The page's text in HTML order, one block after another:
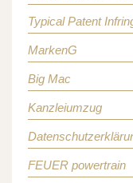
Typical Patent
MarkenG
Big Mac
Kanzleiumzug
FEUER powertrain